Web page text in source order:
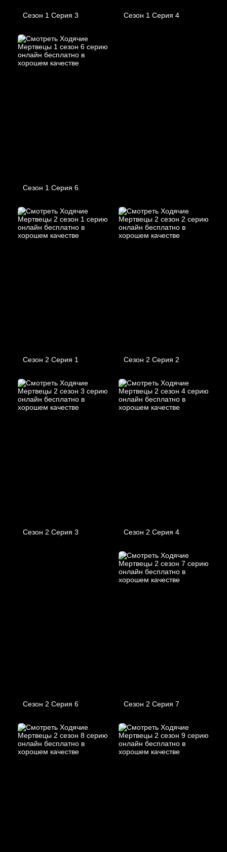
Сезон 1 Серия 3 Сезон 1 Серия 4
Сезон 1 Серия 6
Сезон 2 Серия 1 Сезон 2 Серия 2
Сезон 2 Серия 3 Сезон 2 Серия 4
Сезон 2 Серия 6 Сезон 2 Серия 7